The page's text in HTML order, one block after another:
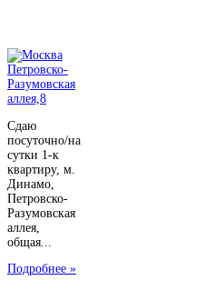
Сдаю
посуточно/на
сутки 1-к
квартиру, м.
Динамо,
Петровско-
Разумовская
аллея,
общая...
Подробнее »